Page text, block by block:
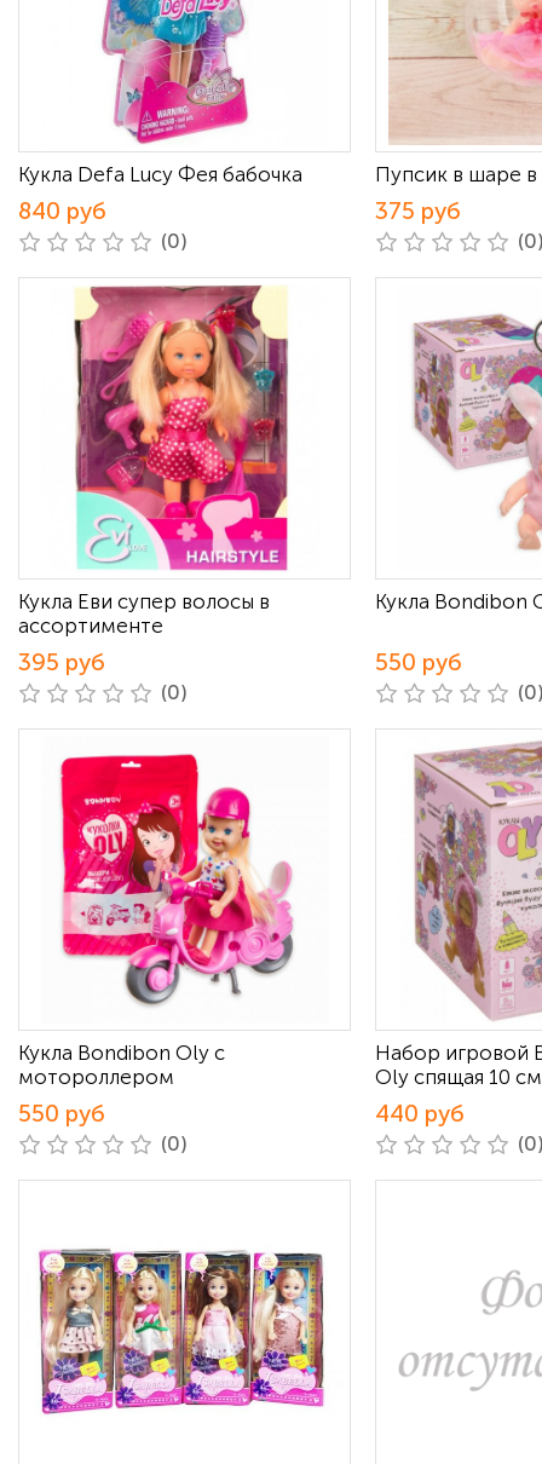
Кукла Defa Lucy Фея бабочка
840 руб
(0)
Пупсик в шаре
375 руб
Кукла Еви супер волосы в
ассортименте
395 руб
(0)
Куклa Bondibon
550 руб
Кукла Bondibon Oly с
мотороллером
550 руб
(0)
Набор игровой
Oly спящая 10 см
440 руб